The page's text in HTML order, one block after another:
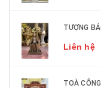
TƯỢNG
Liên hệ
TOÀ